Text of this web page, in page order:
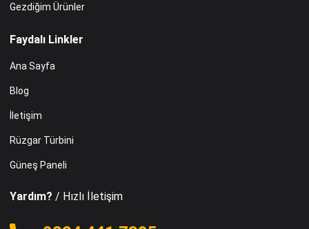
Gezdiğim Ürünler
Faydalı Linkler
Ana Sayfa
Blog
İletişim
Rüzgar Türbini
Güneş Paneli
Yardım? / Hızlı İletişim